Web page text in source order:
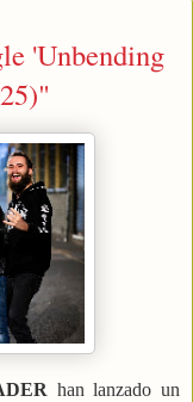
'Unbending
han lanzado un